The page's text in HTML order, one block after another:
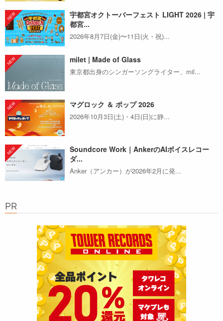
宇都宮オクトーバーフェスト LIGHT 2026 | 宇
都宮...
2026年8月7日(金)〜11日(火・祝)...
milet | Made of Glass
東京都出身のシンガーソングライター、mil...
マグロック ＆ ポップ 2026
2026年10月3日(土)・4日(日)に静...
Soundcore Work｜AnkerのAIボイスレコー
ダ...
Anker（アンカー）が2026年2月に発...
PR